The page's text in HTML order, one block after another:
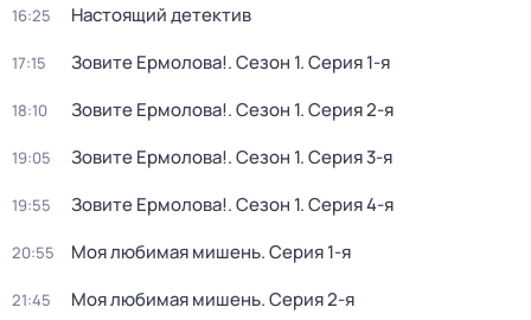
16:25 Настоящий детектив
17:15 Зовите Ермолова!. Сезон 1. Серия 1-я
18:10 Зовите Ермолова!. Сезон 1. Серия 2-я
19:05 Зовите Ермолова!. Сезон 1. Серия 3-я
19:55 Зовите Ермолова!. Сезон 1. Серия 4-я
20:55 Моя любимая мишень. Серия 1-я
21:45 Моя любимая мишень. Серия 2-я